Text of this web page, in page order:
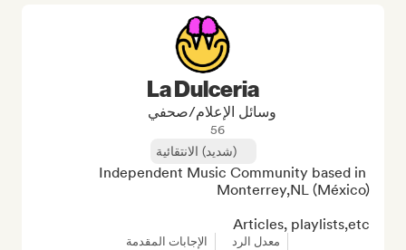
La Dulceria
وسائل الإعلام/صحفي
56
(شديد) الانتقائية
Independent Music Community based in
Articles, playlists,etc
معدل الرد الإجابات المقدمة